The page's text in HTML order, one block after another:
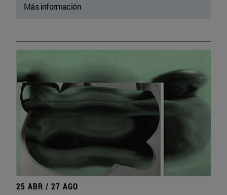
Más información
25 ABR / 27 AGO